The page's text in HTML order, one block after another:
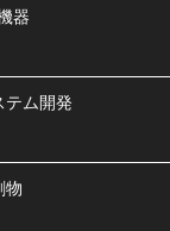
器
テム開発
物